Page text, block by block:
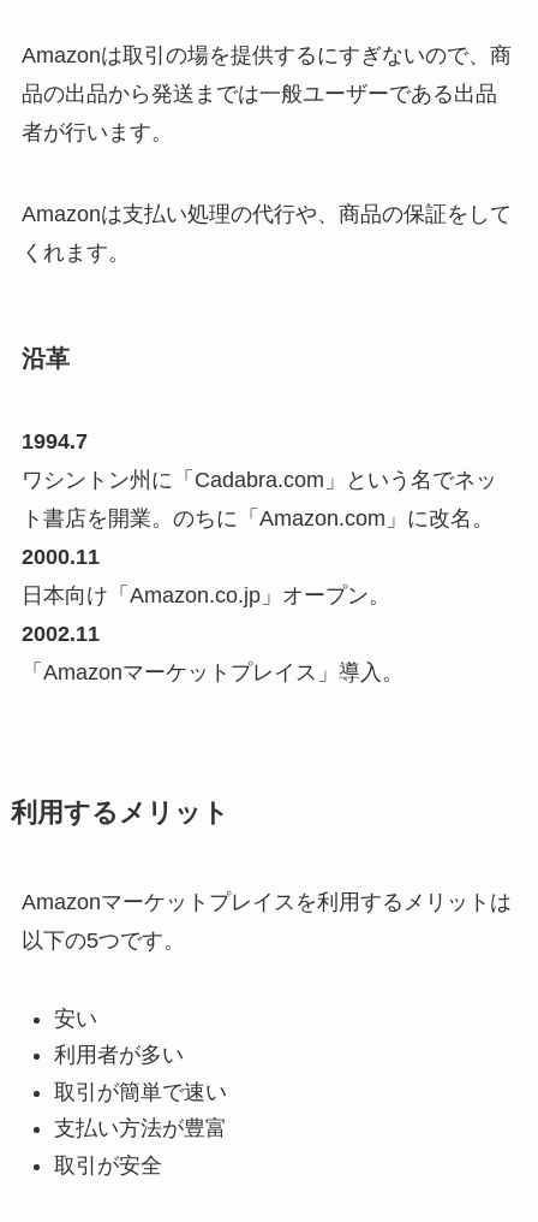
Amazonは取引の場を提供するにすぎないので、商
品の出品から発送までは一般ユーザーである出品
者が行います。
Amazonは支払い処理の代行や、商品の保証をして
くれます。
沿革
1994.7
ワシントン州に「Cadabra.com」という名でネッ
ト書店を開業。のちに「Amazon.com」に改名。
2000.11
日本向け「Amazon.co.jp」オープン。
2002.11
「Amazonマーケットプレイス」導入。
利用するメリット
Amazonマーケットプレイスを利用するメリットは
以下の5つです。
安い
利用者が多い
取引が簡単で速い
支払い方法が豊富
取引が安全